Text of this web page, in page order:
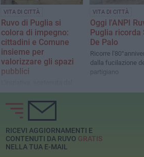
VITA DI CITTÀ
Ruvo di Puglia si
colora di impegno:
cittadini e Comune
insieme per
valorizzare gli spazi
pubblici
Consigliere Patrizio Spinelli,
celebra il lavoro di
Francesco Paparella e
promuove la cura condivisa
del territorio
VITA DI CITTÀ
Oggi l'ANPI
Puglia ricorda
De Palo
Ricorre
dalla fucilazione
partigiano
RICEVI AGGIORNAMENTI E
CONTENUTI DA RUVO GRATIS
NELLA TUA E-MAIL